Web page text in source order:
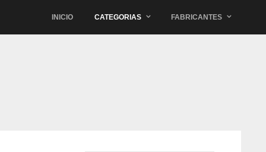
INICIO CATEGORIAS FABRICANTES